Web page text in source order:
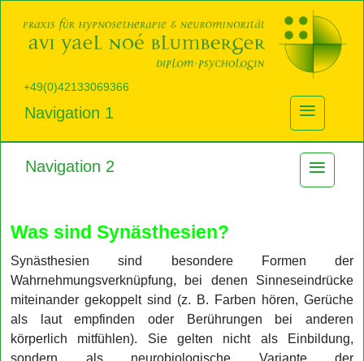
+49(0)42133069366
Navigation 1 ≡
Navigation 2 ≡
Was sind Synästhesien?
Synästhesien sind besondere Formen der
Wahrnehmungsverknüpfung, bei denen Sinneseindrücke
miteinander gekoppelt sind (z. B. Farben hören, Gerüche
als laut empfinden oder Berührungen bei anderen
körperlich mitfühlen). Sie gelten nicht als Einbildung,
sondern als neurobiologische Variante der